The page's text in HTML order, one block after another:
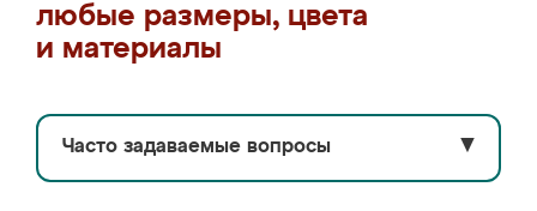
любые размеры, цвета
и материалы
Часто задаваемые вопросы ▼